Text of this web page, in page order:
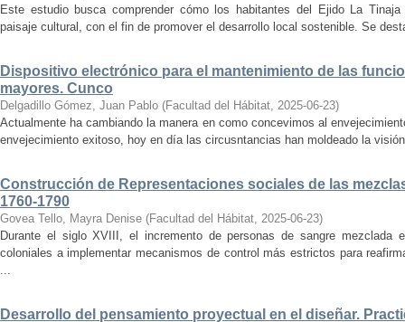
Este estudio busca comprender cómo los habitantes del Ejido La
paisaje cultural, con el fin de promover el desarrollo local sostenible. Se
Dispositivo electrónico para el mantenimiento de las
mayores. Cunco
Delgadillo Gómez, Juan Pablo (Facultad del Hábitat, 2025-06-23)
Actualmente ha cambiando la manera en como concevimos al
envejecimiento exitoso, hoy en día las circusntancias han moldeado la
Construcción de Representaciones sociales de las
1760-1790
Govea Tello, Mayra Denise (Facultad del Hábitat, 2025-06-23)
Durante el siglo XVIII, el incremento de personas de sangre
coloniales a implementar mecanismos de control más estrictos para
...
Desarrollo del pensamiento proyectual en el diseñar.